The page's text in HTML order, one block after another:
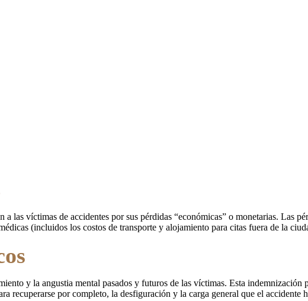
las víctimas de accidentes por sus pérdidas “económicas” o monetarias. Las
(incluidos los costos de transporte y alojamiento para citas fuera de la
y la angustia mental pasados y futuros de las víctimas. Esta
recuperarse por completo, la desfiguración y la carga general que el accidente